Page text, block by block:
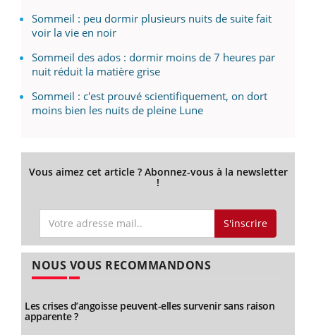
Sommeil : peu dormir plusieurs nuits de suite fait
voir la vie en noir
Sommeil des ados : dormir moins de 7 heures par
nuit réduit la matière grise
Sommeil : c'est prouvé scientifiquement, on dort
moins bien les nuits de pleine Lune
Vous aimez cet article ? Abonnez-vous à la newsletter
!
S'inscrire
NOUS VOUS RECOMMANDONS
Les crises d’angoisse peuvent-elles survenir sans raison
apparente ?